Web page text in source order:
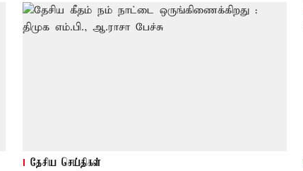
தேசிய செய்திகள்